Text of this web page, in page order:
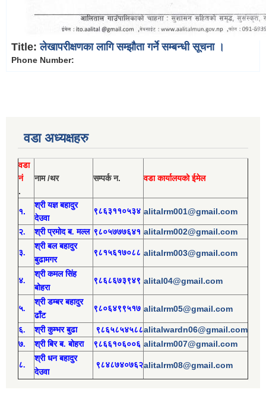
Title:लेखापरीक्षणका लागि सम्झौता गर्ने सम्बन्धी सूचना ।
Phone Number:
वडा अध्यक्षहरु
वडा
नं
.
नाम /थर सम्पर्क न. वडा कार्यालयको ईमेल
१.
श्री यज्ञ बहादुर
देउवा
९८६३११०५३४ alitalrm001@gmail.com
२. श्रीप्रमोदब. मल्ल ९८०५७७७६४१ alitalrm002@gmail.com
३.
श्रीबल बहादुर
बुढामगर
९८१५६१७०८८ alitalrm003@gmail.com
४.
श्री कमल सिंह
बोहरा
९८६८६७३९४९ alital04@gmail.com
५.
श्री डम्बर बहादुर
ढाँट
९८०६४९९५१७ alitalrm05@gmail.com
६. श्री कुम्भर बुढा ९८६५८५४५८८alitalwardn06@gmail.com
७. श्री बिर ब. बोहरा ९८६६१०६००६ alitalrm007@gmail.com
८.
श्री धन बहादुर
देउवा
९८४८७४०७६२alitalrm08@gmail.com